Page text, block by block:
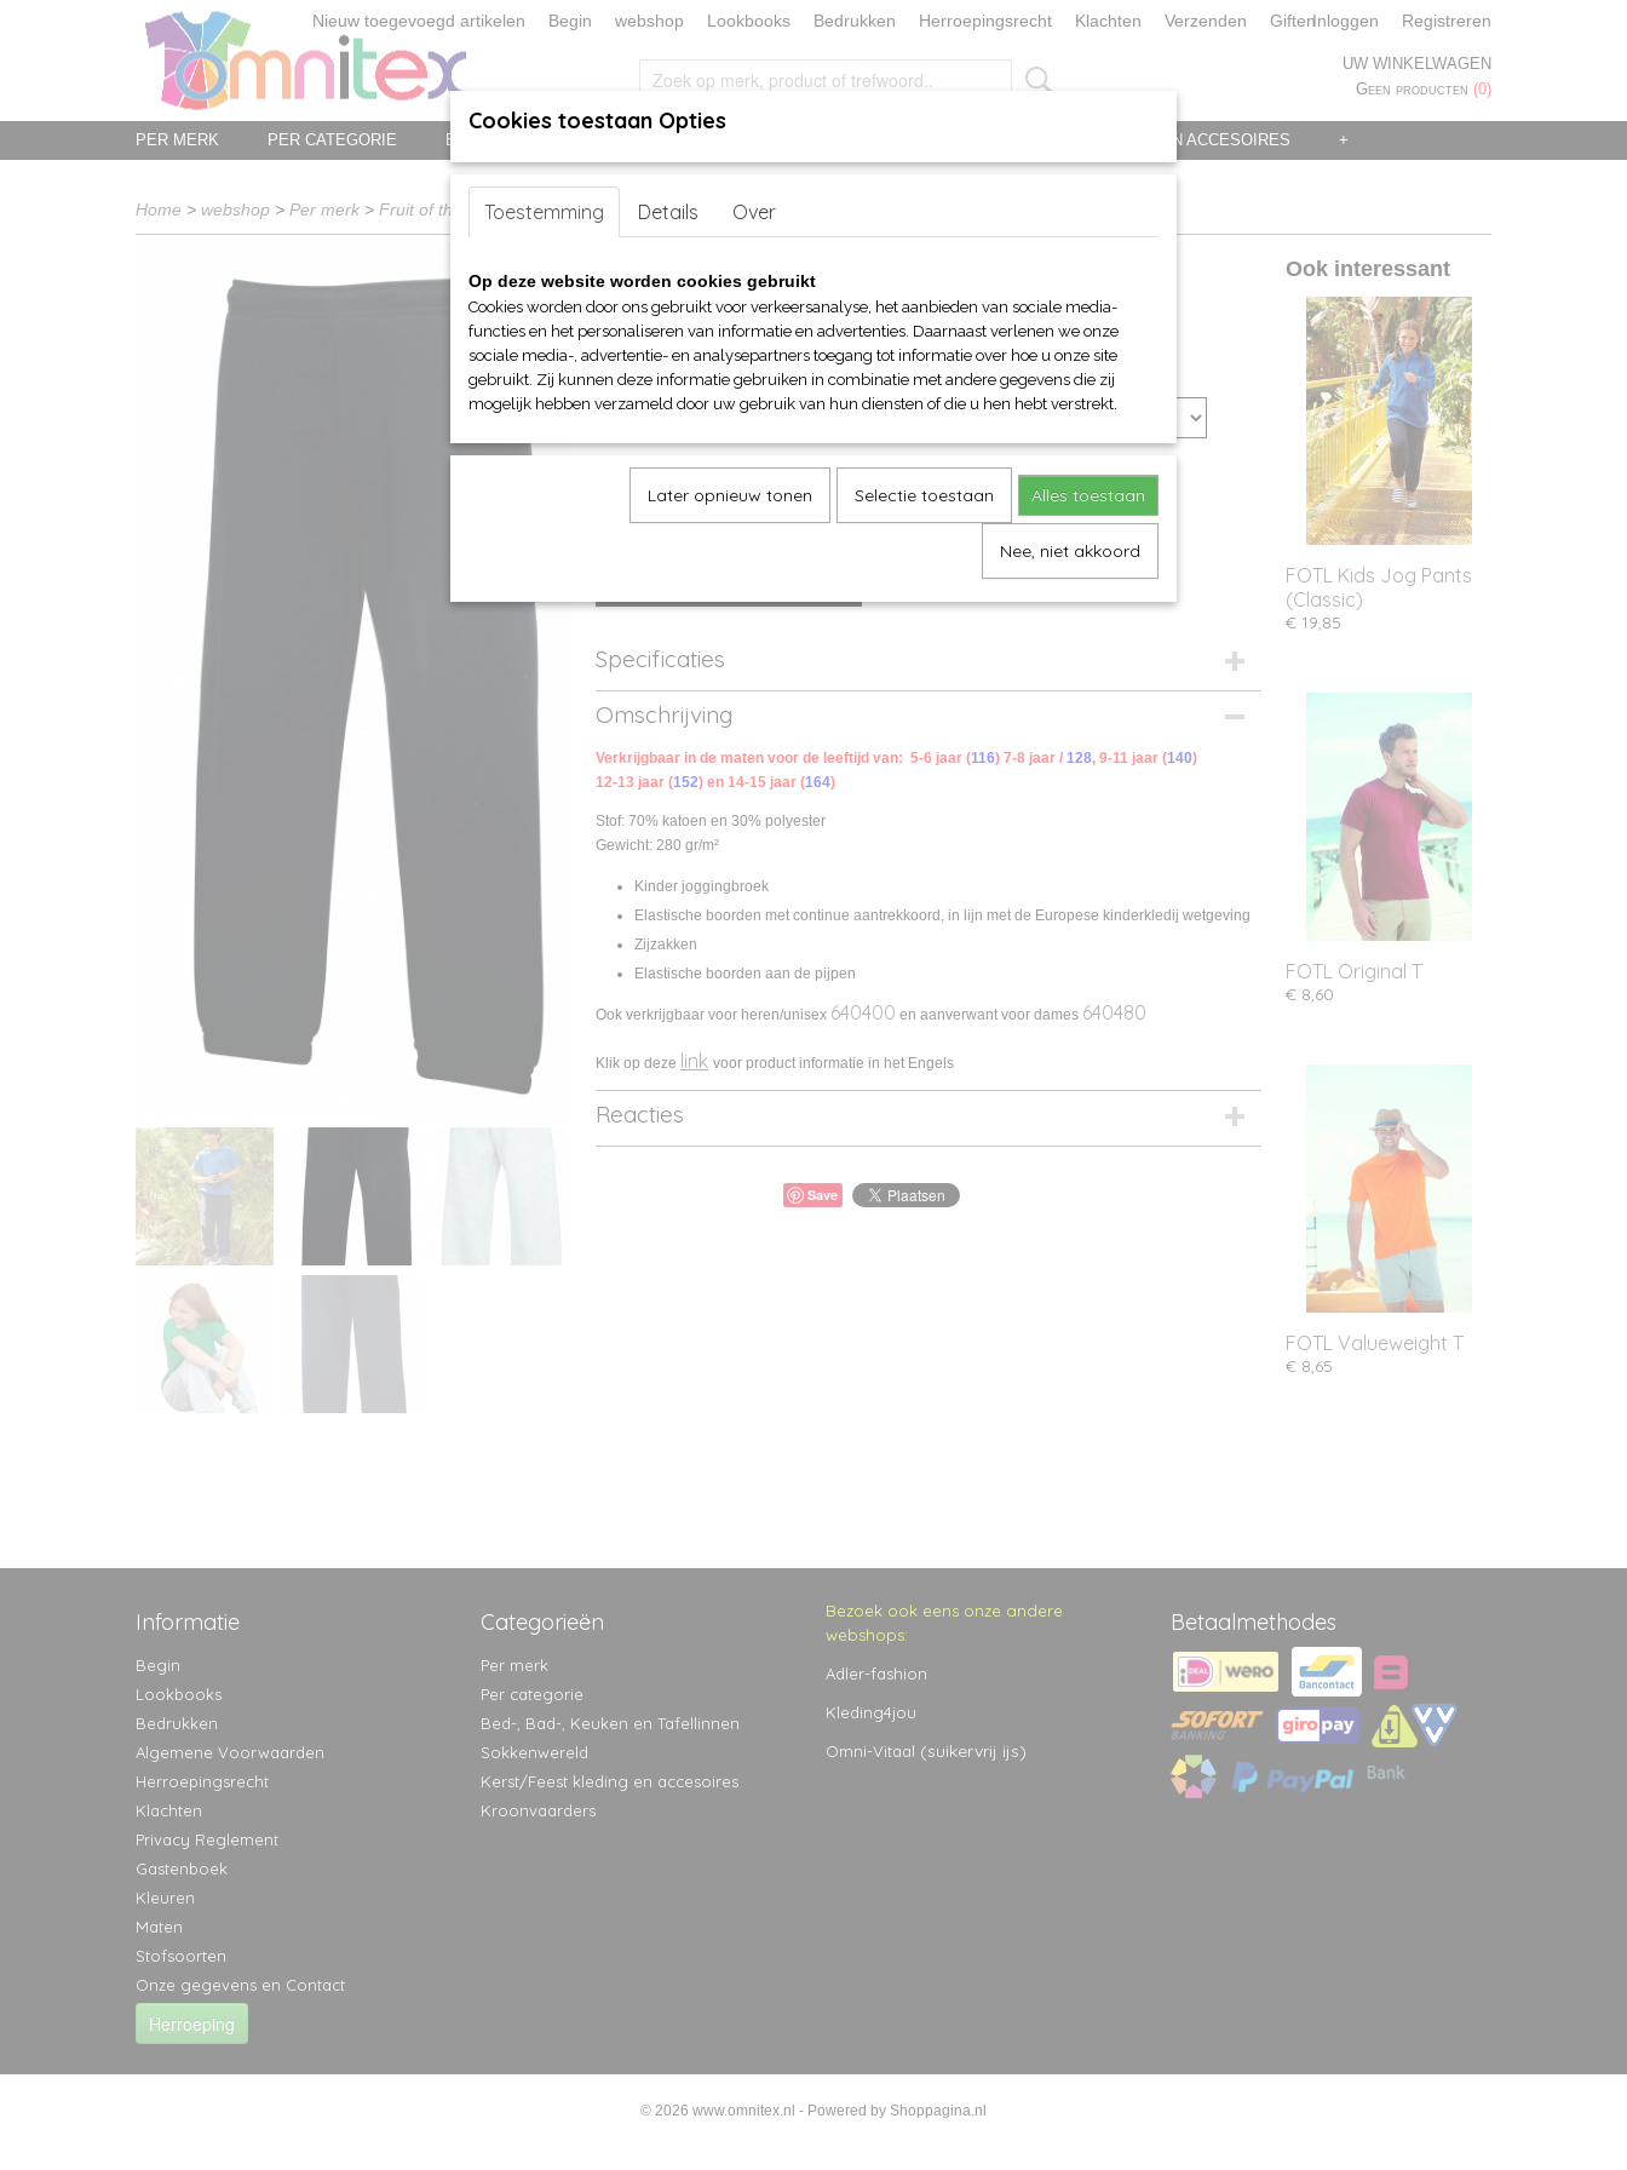
Nieuw toegevoegd artikelen Begin webshop Lookbooks Bedrukken Herroepingsrecht Klachten Verzenden GiftenInloggen Registreren
UW WINKELWAGEN
Geen producten (0)
PER MERK PER CATEGORIE BED-, BAD-, KEUKEN EN TAFELLINNEN KERST/FEEST KLEDING EN ACCESOIRES +
Home > webshop > Per merk > Fruit of the Loom>Voor kinderen >Joggingbroeken
FOTL Kids Jog Pants (Premium)
€ 20,25 (inclusief btw 21%)
Maat Kleur
Specificaties
Productcode
Productcode leverancier
Omschrijving
Verkrijgbaar in de maten voor de leeftijd van: 5-6 jaar (116) 7-8 jaar / 128, 9-11 jaar (140)
12-13 jaar (152) en 14-15 jaar (164)
Stof: 70% katoen en 30% polyester
Gewicht: 280 gr/m²
Kinder joggingbroek
Elastische boorden met continue aantrekkoord, in lijn met de Europese kinderkledij wetgeving
Zijzakken
Elastische boorden aan de pijpen
Ook verkrijgbaar voor heren/unisex 640400 en aanverwant voor dames 640480
Klik op deze link voor product informatie in het Engels
Reacties
Save
Ook interessant
FOTL Kids Jog Pants
(Classic)
€ 19,85
FOTL Original T
€ 8,60
FOTL Valueweight T
€ 8,65
Informatie
Begin
Lookbooks
Bedrukken
Algemene Voorwaarden
Herroepingsrecht
Klachten
Privacy Reglement
Gastenboek
Kleuren
Maten
Stofsoorten
Onze gegevens en Contact
Herroeping
Categorieën
Per merk
Per categorie
Bed-, Bad-, Keuken en Tafellinnen
Sokkenwereld
Kerst/Feest kleding en accesoires
Kroonvaarders
Bezoek ook eens onze andere
webshops:
Adler-fashion
Kleding4jou
Omni-Vitaal (suikervrij ijs)
Betaalmethodes
© 2026 www.omnitex.nl - Powered by Shoppagina.nl
Cookies toestaan Opties
Toestemming Details Over
Op deze website worden cookies gebruikt
Cookies worden door ons gebruikt voor verkeersanalyse, het aanbieden van sociale media-
functies en het personaliseren van informatie en advertenties. Daarnaast verlenen we onze
sociale media-, advertentie- en analysepartners toegang tot informatie over hoe u onze site
gebruikt. Zij kunnen deze informatie gebruiken in combinatie met andere gegevens die zij
mogelijk hebben verzameld door uw gebruik van hun diensten of die u hen hebt verstrekt.
Later opnieuw tonen Selectie toestaan Alles toestaan
Nee, niet akkoord